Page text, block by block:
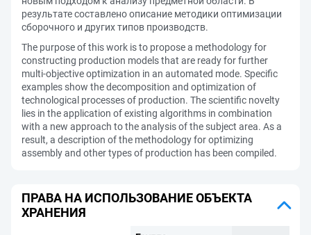
результате составлено описание методики оптимизации
сборочного и других типов производств.
The purpose of this work is to propose a methodology for
constructing production models that are ready for further
multi-objective optimization in an automated mode. Specific
examples show the decomposition and optimization of
technological processes of production. The scientific novelty
lies in the application of existing algorithms in combination
with a new approach to the analysis of the subject area. As a
result, a description of the methodology for optimizing
assembly and other types of production has been compiled.
ПРАВА НА ИСПОЛЬЗОВАНИЕ ОБЪЕКТА
ХРАНЕНИЯ